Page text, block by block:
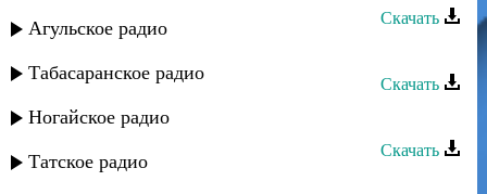
Агульское радио
Табасаранское радио
Ногайское радио
Татское радио
Скачать
Скачать
Гапцах группа - Хадижат
Скачать